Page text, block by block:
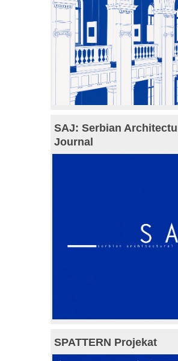
SAJ: Serbian
Journal
SPATTERN Projekat